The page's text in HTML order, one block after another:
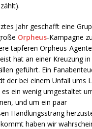
Jahr geschafft eine
Orpheus-Kampagne
tapferen Orpheus-
hat an einer Kreuzung in
geführt. Ein
der bei einem Unfall ums
ein wenig umgestaltet
und um ein paar
Handlungsstrang
haben wir